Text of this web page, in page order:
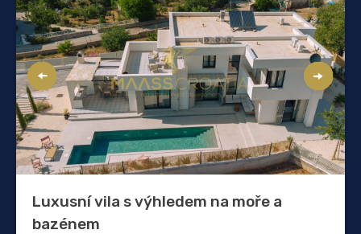
Luxusní vila s výhledem na moře a
bazénem